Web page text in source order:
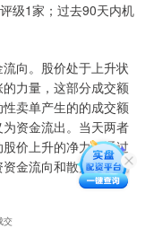
级1家；过去90天内机
向。股价处于上升状
力量，这部分成交额
卖单产生的的成交额
资金流出。当天两者
价上升的净力。通过
金流向和散户资金流
交